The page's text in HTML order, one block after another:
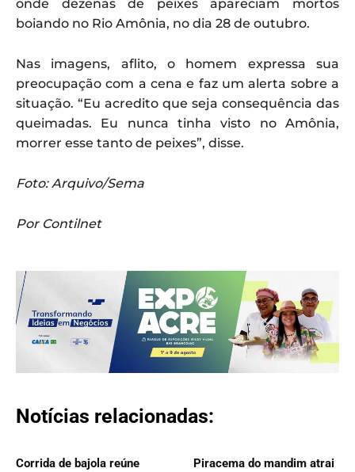
onde dezenas de peixes apareciam mortos
boiando no Rio Amônia, no dia 28 de outubro.
Nas imagens, aflito, o homem expressa sua
preocupação com a cena e faz um alerta sobre a
situação. “Eu acredito que seja consequência das
queimadas. Eu nunca tinha visto no Amônia,
morrer esse tanto de peixes”, disse.
Foto: Arquivo/Sema
Por Contilnet
Notícias relacionadas:
Corrida de bajola reúne
Piracema do mandim atrai